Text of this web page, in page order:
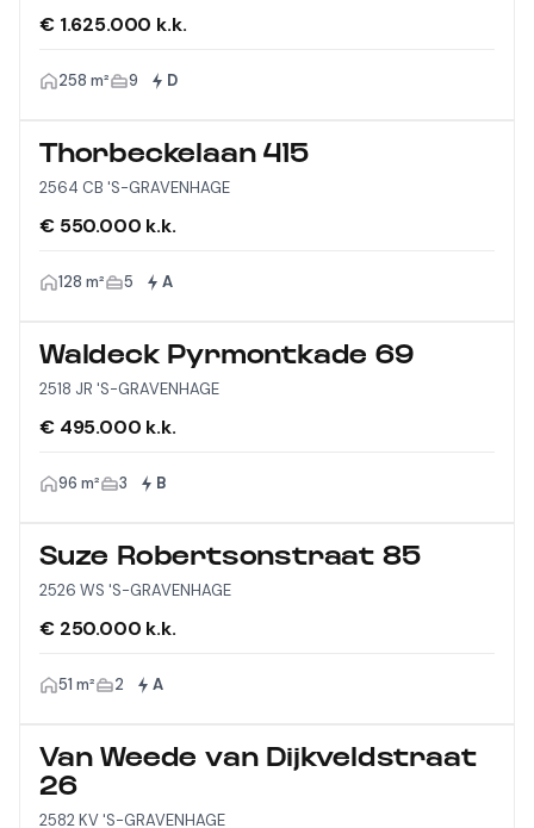
€ 1.625.000 k.k.
258 m² 9 D
Thorbeckelaan 415
2564 CB 'S-GRAVENHAGE
€ 550.000 k.k.
128 m² 5 A
Waldeck Pyrmontkade 69
2518 JR 'S-GRAVENHAGE
€ 495.000 k.k.
96 m² 3 B
Suze Robertsonstraat 85
2526 WS 'S-GRAVENHAGE
€ 250.000 k.k.
51 m² 2 A
Van Weede van Dijkveldstraat
26
2582 KV 'S-GRAVENHAGE